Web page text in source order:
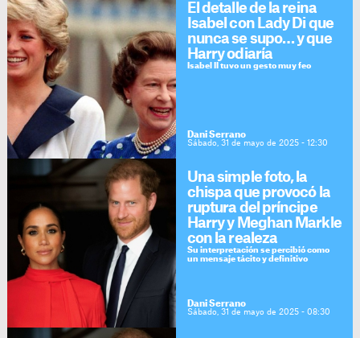
El detalle de la reina
Isabel con Lady Di que
nunca se supo… y que
Harry odiaría
Isabel II tuvo un gesto muy feo
Dani Serrano
Sábado, 31 de mayo de 2025 - 12:30
Una simple foto, la
chispa que provocó la
ruptura del príncipe
Harry y Meghan Markle
con la realeza
Su interpretación se percibió como
un mensaje tácito y definitivo
Dani Serrano
Sábado, 31 de mayo de 2025 - 08:30